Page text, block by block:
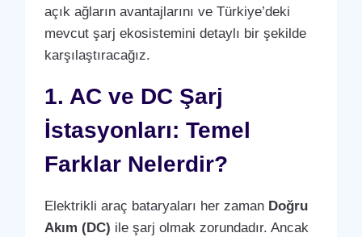
açık ağların avantajlarını ve Türkiye’deki
mevcut şarj ekosistemini detaylı bir şekilde
karşılaştıracağız.
1. AC ve DC Şarj
İstasyonları: Temel
Farklar Nelerdir?
Elektrikli araç bataryaları her zaman Doğru
Akım (DC) ile şarj olmak zorundadır. Ancak